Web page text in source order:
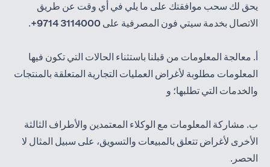
يحق لك سحب موافقتك على ما يلي في أي وقت عن طريق
الاتصال بخدمة سيتي فون المصرفية على 3114000 9714+
.
أ. معالجة المعلومات من قبلنا باستثناء الحالات التي تكون فيها
المعلومات مطلوبة لأغراض العمليات التجارية المتعلقة بالمنتجات
والخدمات التي تطلبها؛ و
ب. مشاركة المعلومات مع الوكلاء المعتمدين والأطراف الثالثة
الأخرى لأغراض تتعلق بالمبيعات والتسويق، على سبيل المثال لا
الحصر.